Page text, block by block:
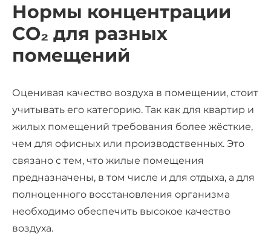
Нормы концентрации
CO₂ для разных
помещений
Оценивая качество воздуха в помещении, стоит
учитывать его категорию. Так как для квартир и
жилых помещений требования более жёсткие,
чем для офисных или производственных. Это
связано с тем, что жилые помещения
предназначены, в том числе и для отдыха, а для
полноценного восстановления организма
необходимо обеспечить высокое качество
воздуха.